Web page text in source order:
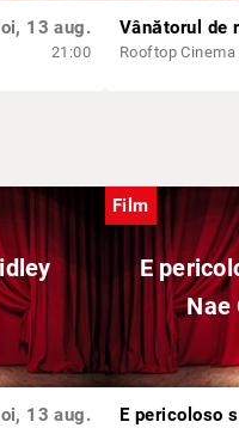
13 aug.
21:00 Rooftop Cinema
13 aug.
Film
E
Nae